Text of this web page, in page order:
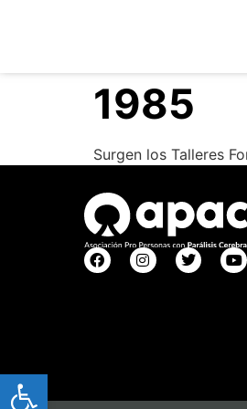
Open toolbar
1985
Surgen los Talleres